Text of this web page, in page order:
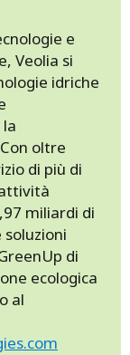
e
Veolia si
idriche
oltre
di più di
miliardi di
di
ecologica
al